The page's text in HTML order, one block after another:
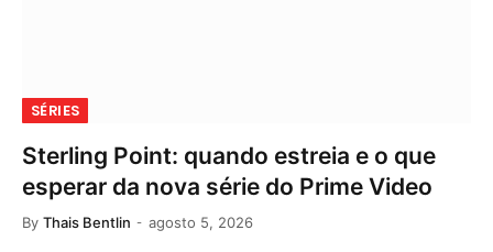
SÉRIES
Sterling Point: quando estreia e o que
esperar da nova série do Prime Video
By Thais Bentlin agosto 5, 2026